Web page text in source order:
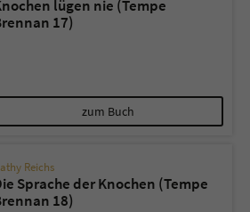
lügen nie (Tempe
17)
zum Buch
Reichs
Sprache der Knochen (Tempe
18)